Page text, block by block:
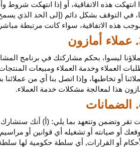
انتهكت هذه
الاتفاقية، أو إذا انتهكت شروط
في التوقف بشكل دائم (إلى الحد الذي
هذه
الاتفاقية، سواء كانت مرتبطة
ليسوا، بحكم مشاركتك في برنامج
العملاء وخدمة العملاء ومبيعات
أو تخاطبها، وإذا اتصل بنا أي من
هذا لمعالجة مشكلات خدمة العملاء.
تقر وتضمن وتتعهد بما يلي: (أ) أنك
أو صيانته أو تشغيله أي قوانين أو
أو القرارات, أي سلطة حكومية لها